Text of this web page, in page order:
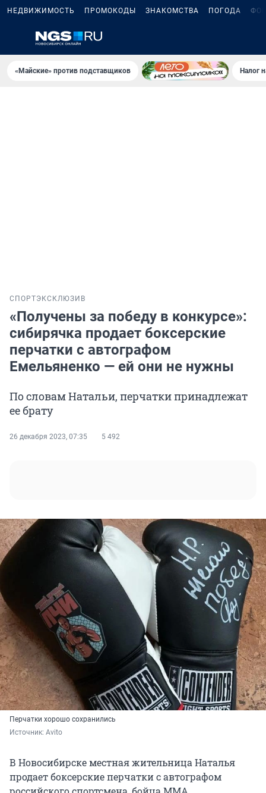
НЕДВИЖИМОСТЬ ПРОМОКОДЫ ЗНАКОМСТВА ПОГОДА
«Майские» против подставщиков Налог
СПОРТЭКСКЛЮЗИВ
«Получены за победу в конкурсе»:
сибирячка продает боксерские
перчатки с автографом
Емельяненко — ей они не нужны
По словам Натальи, перчатки принадлежат
ее брату
26 декабря 2023, 07:35 5 492
Перчатки хорошо сохранились
Источник: Avito
В Новосибирске местная жительница Наталья
продает боксерские перчатки с автографом